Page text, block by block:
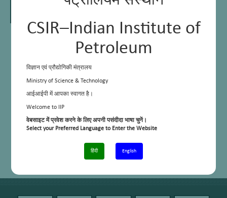
CSIR–Indian Institute of
Petroleum
विज्ञान एवं प्रौद्योगिकी मंत्रालय
Ministry of Science & Technology
आईआईपी में आपका स्वागत है।
Welcome to IIP
वेबसाइट में प्रवेश करने के लिए अपनी पसंदीदा भाषा चुनें।
Select your Preferred Language to Enter the Website
हिंदी English
Chief Scientist & Professor
Academy of Scientific & Innovative Research
Head of Area
E Mail:
tbhaskar@iip.res.in
Google Scholar
user=wh5NdbkAAAAJ&hl=en
Webpage
link:http://thalladabhaskar.weebly.com/
https://www.researchgate.net/profile/Thallada_Bhaskar